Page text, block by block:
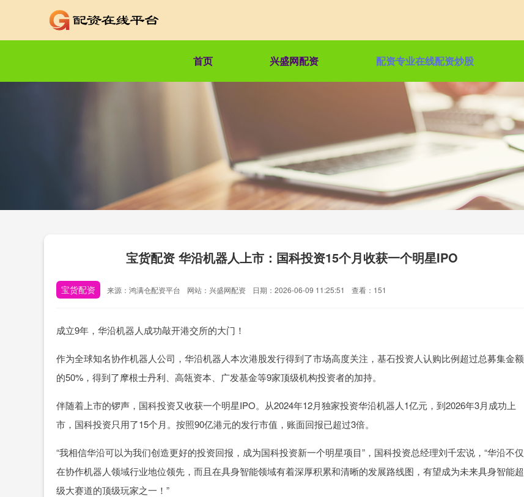
首页 兴盛网配资 配资专业在线配资炒股
宝货配资 华沿机器人上市：国科投资15个月收获一个明星IPO
宝货配资 来源：鸿满仓配资平台 网站：兴盛网配资 日期：2026-06-09 11:25:51 查看：151
成立9年，华沿机器人成功敲开港交所的大门！
作为全球知名协作机器人公司，华沿机器人本次港股发行得到了市场高度关注，基石投资人认购比例超过总募集金额
的50%，得到了摩根士丹利、高瓴资本、广发基金等9家顶级机构投资者的加持。
伴随着上市的锣声，国科投资又收获一个明星IPO。从2024年12月独家投资华沿机器人1亿元，到2026年3月成功上
市，国科投资只用了15个月。按照90亿港元的发行市值，账面回报已超过3倍。
“我相信华沿可以为我们创造更好的投资回报，成为国科投资新一个明星项目”，国科投资总经理刘千宏说，“华沿不仅
在协作机器人领域行业地位领先，而且在具身智能领域有着深厚积累和清晰的发展路线图，有望成为未来具身智能超
级大赛道的顶级玩家之一！”